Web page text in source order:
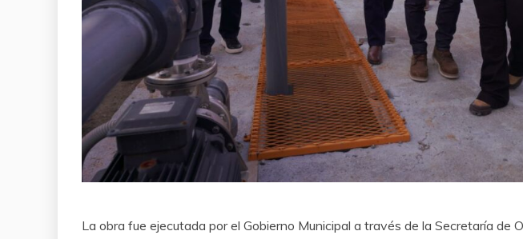
La obra fue ejecutada por el Gobierno Municipal a través de la Secretaría de